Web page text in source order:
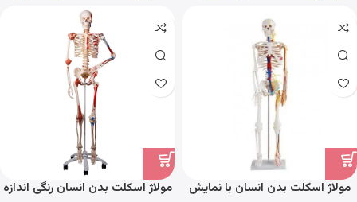
مولاژ اسکلت بدن انسان با نمایش
مولاژ اسکلت بدن انسان رنگی اندازه